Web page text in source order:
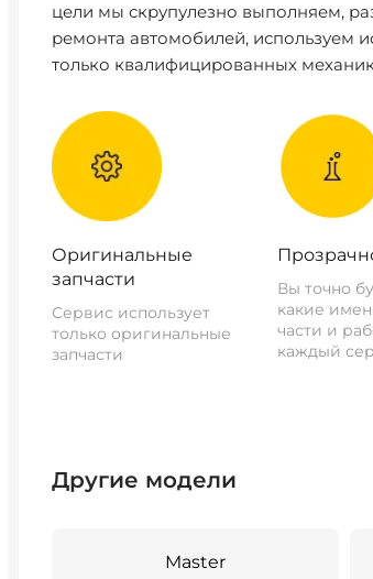
цели мы скрупулезно выполняем,
ремонта автомобилей, используем
только квалифицированных
Оригинальные
запчасти
Сервис использует
только оригинальные
запчасти
Вы точно
какие
части и
каждый
Другие модели
Master